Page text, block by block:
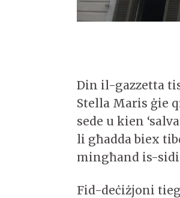
Din il-gazzetta
Stella Maris ġie
sede u kien
li għadda biex
mingħand is-
Fid-deċiżjoni